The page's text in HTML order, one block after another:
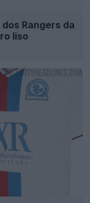
Rangers da
liso